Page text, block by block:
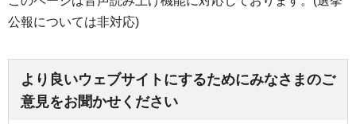
公報については非対応)
より良いウェブサイトにするためにみなさまのご
意見をお聞かせください